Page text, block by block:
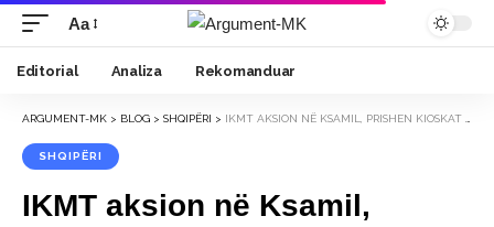
Font
Resizer
Aa
Editorial Analiza Rekomanduar
ARGUMENT-MK > BLOG > SHQIPËRI > IKMT AKSION NË KSAMIL, PRISHEN KIOSKAT PA LEJE
SHQIPËRI
IKMT aksion në Ksamil,